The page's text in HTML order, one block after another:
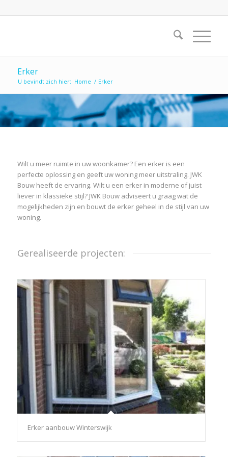
Erker
U bevindt zich hier: Home / Erker
Wilt u meer ruimte in uw woonkamer? Een erker is een
perfecte oplossing en geeft uw woning meer uitstraling. JWK
Bouw heeft de ervaring. Wilt u een erker in moderne of juist
liever in klassieke stijl? JWK Bouw adviseert u graag wat de
mogelijkheden zijn en bouwt de erker geheel in de stijl van uw
woning.
Gerealiseerde projecten:
Erker aanbouw Winterswijk